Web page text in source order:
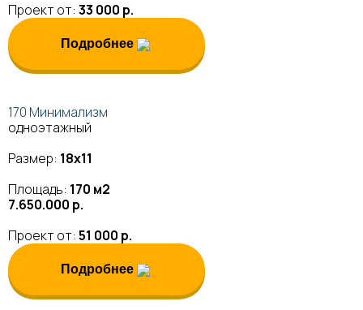
Проект от: 33 000 р.
Подробнее
170 Минимализм
одноэтажный
Размер: 18х11
Площадь: 170 м2
7.650.000 р.
Проект от: 51 000 р.
Подробнее